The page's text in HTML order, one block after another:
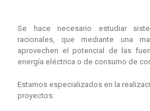
Se hace necesario estudiar
racionales, que mediante una
aprovechen el potencial de las
energía eléctrica o de consumo de
Estamos especializados en la
proyectos: